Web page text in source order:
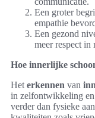
Een groter
empathie
Een gezond
meer respect in
Hoe innerlijke
Het erkennen van
in zelfontwikkeling
verder dan fysieke